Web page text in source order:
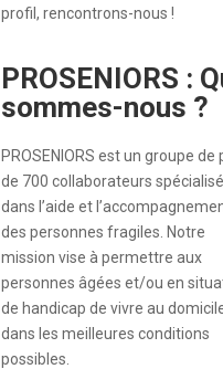
profil, rencontrons-nous !
PROSENIORS :
sommes-nous ?
PROSENIORS est un groupe de
de 700 collaborateurs
dans l’aide et
des personnes fragiles. Notre
mission vise à permettre aux
personnes âgées et/ou en
de handicap de vivre au
dans les meilleures conditions
possibles.